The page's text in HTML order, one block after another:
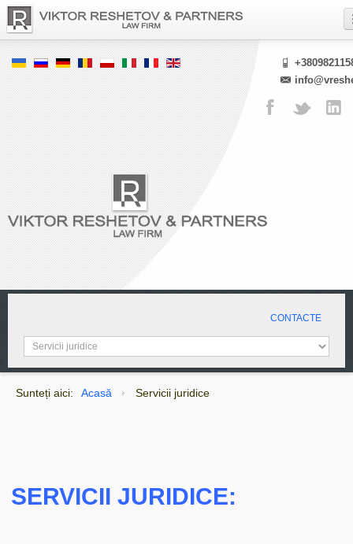
CONTACTE
Sunteți aici: Acasă Servicii juridice
SERVICII JURIDICE: